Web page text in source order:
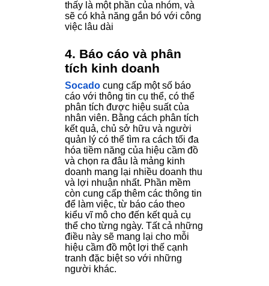
thấy là một phần của nhóm, và
sẽ có khả năng gắn bó với công
việc lâu dài
4. Báo cáo và phân
tích kinh doanh
Socado cung cấp một số báo
cáo với thông tin cụ thể, có thể
phân tích được hiệu suất của
nhân viên. Bằng cách phân tích
kết quả, chủ sở hữu và người
quản lý có thể tìm ra cách tối đa
hóa tiềm năng của hiệu cầm đồ
và chọn ra đâu là mảng kinh
doanh mang lại nhiều doanh thu
và lợi nhuận nhất. Phần mềm
còn cung cấp thêm các thông tin
để làm việc, từ báo cáo theo
kiểu vĩ mô cho đến kết quả cụ
thể cho từng ngày. Tất cả những
điều này sẽ mang lại cho mỗi
hiệu cầm đồ một lợi thế cạnh
tranh đặc biệt so với những
người khác.